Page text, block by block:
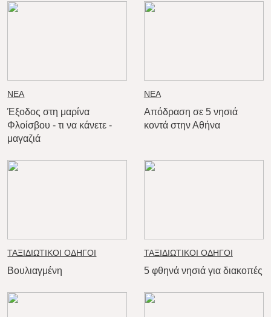
ΝΕΑ
Έξοδος στη μαρίνα
Φλοίσβου - τι να κάνετε -
μαγαζιά
ΝΕΑ
Απόδραση σε 5 νησιά
κοντά στην Αθήνα
ΤΑΞΙΔΙΩΤΙΚΟΙ ΟΔΗΓΟΙ
Βουλιαγμένη
ΤΑΞΙΔΙΩΤΙΚΟΙ ΟΔΗΓΟΙ
5 φθηνά νησιά για διακοπές